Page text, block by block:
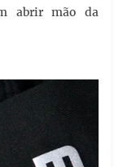
abrir mão da